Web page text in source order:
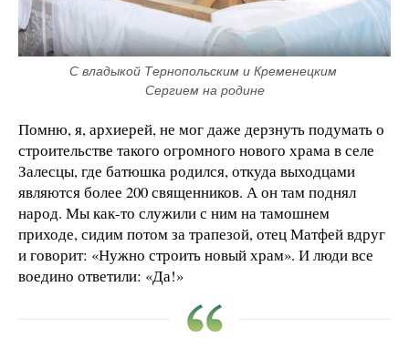
С владыкой Тернопольским и Кременецким
Сергием на родине
Помню, я, архиерей, не мог даже дерзнуть подумать о
строительстве такого огромного нового храма в селе
Залесцы, где батюшка родился, откуда выходцами
являются более 200 священников. А он там поднял
народ. Мы как-то служили с ним на тамошнем
приходе, сидим потом за трапезой, отец Матфей вдруг
и говорит: «Нужно строить новый храм». И люди все
воедино ответили: «Да!»